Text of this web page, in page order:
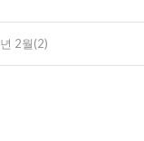
2월(2)